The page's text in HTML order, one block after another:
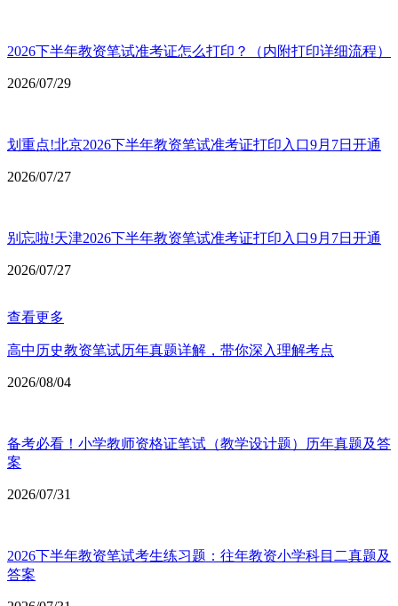
2026下半年教资笔试准考证怎么打印？（内附打印详细流程）
2026/07/29
划重点!北京2026下半年教资笔试准考证打印入口9月7日开通
2026/07/27
别忘啦!天津2026下半年教资笔试准考证打印入口9月7日开通
2026/07/27
查看更多
高中历史教资笔试历年真题详解，带你深入理解考点
2026/08/04
备考必看！小学教师资格证笔试（教学设计题）历年真题及答
案
2026/07/31
2026下半年教资笔试考生练习题：往年教资小学科目二真题及
答案